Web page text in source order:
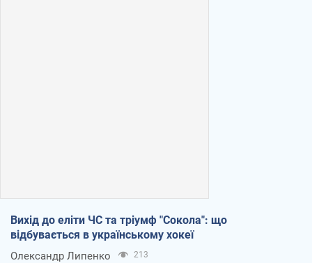
Вихід до еліти ЧС та тріумф "Сокола": що
відбувається в українському хокеї
Олександр Липенко 213